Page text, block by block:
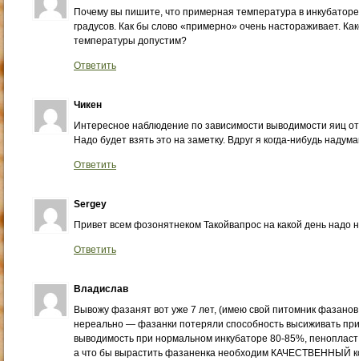
Почему вы пишите, что примерная температура в
градусов. Как бы слово «примерно» очень настораживает.
температуры допустим?
Ответить
Чикен
Интересное наблюдение по зависимости выводимости яиц от
Надо будет взять это на заметку. Вдруг я когда-нибудь
Ответить
Sergey
Привет всем фозонятнеком Такойвапрос на какой день надо
Ответить
Владислав
Вывожу фазанят вот уже 7 лет, (имею свой питомник фазанов
нереально — фазанки потеряли способность высиживать
выводимость при нормальном инкубаторе 80-85%,
а что бы вырастить фазаненка необходим КАЧЕСТВЕННЫЙ